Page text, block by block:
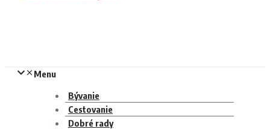
Menu
Bývanie
Cestovanie
Dobré rady